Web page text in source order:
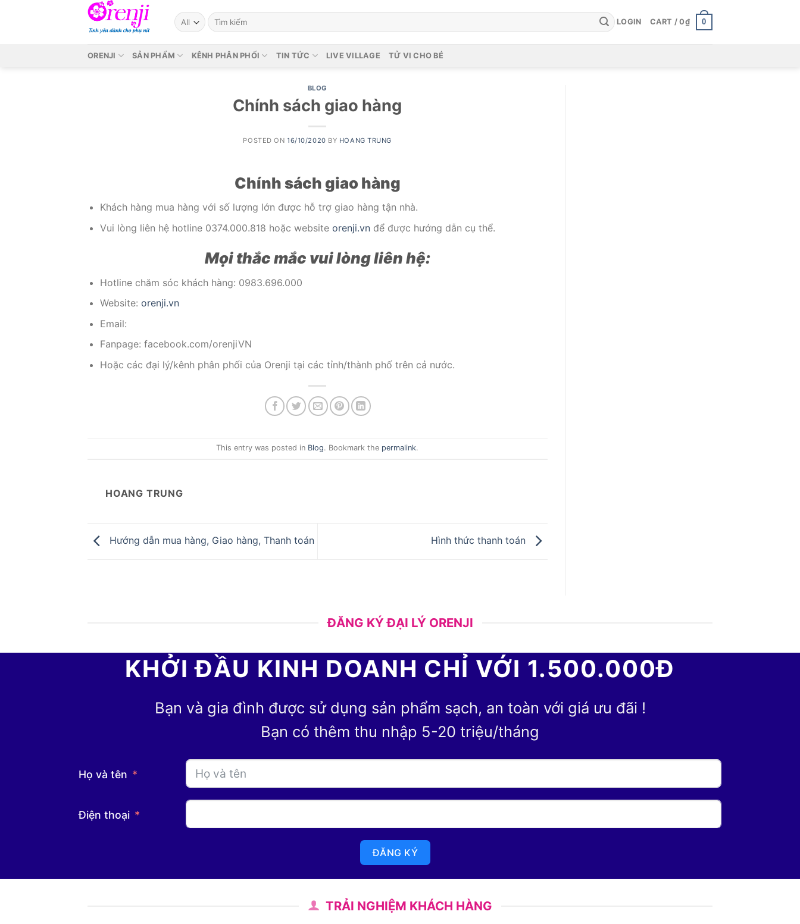
Search
for:
LOGIN CART /0₫ 0
ORENJI SẢN PHẨM KÊNH PHÂN PHỐI TIN TỨC LIVE VILLAGE TỬ VI CHO BÉ
BLOG
Chính sách giao hàng
POSTED ON16/10/2020 BY HOANG TRUNG
Chính sách giao hàng
Khách hàng mua hàng với số lượng lớn được hỗ trợ giao hàng tận nhà.
Vui lòng liên hệ hotline 0374.000.818 hoặc website orenji.vnđể được hướng dẫn cụ thể.
Mọi thắc mắc vui lòng liên hệ:
Hotline chăm sóc khách hàng: 0983.696.000
Website: orenji.vn
Email:
Fanpage: facebook.com/orenjiVN
Hoặc các đại lý/kênh phân phối của Orenji tại các tỉnh/thành phố trên cả nước.
This entry was posted in Blog. Bookmark the permalink.
HOANG TRUNG
Hướng dẫn mua hàng, Giao hàng, Thanh toán Hình thức thanh toán
ĐĂNG KÝ ĐẠI LÝ ORENJI
KHỞI ĐẦU KINH DOANH CHỈ VỚI 1.500.000Đ
Bạn và gia đình được sử dụng sản phẩm sạch, an toàn với giá ưu đãi !
Bạn có thêm thu nhập 5-20 triệu/tháng
Họ và tên
Điện thoại
ĐĂNG KÝ
TRẢI NGHIỆM KHÁCH HÀNG